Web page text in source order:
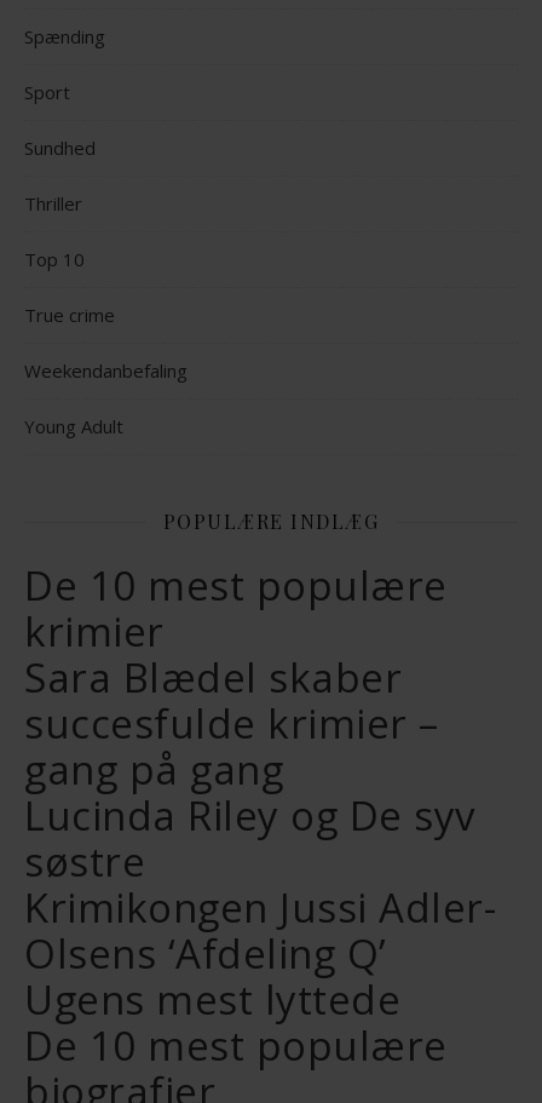
Spænding
Sport
Sundhed
Thriller
Top 10
True crime
Weekendanbefaling
Young Adult
POPULÆRE INDLÆG
De 10 mest populære
krimier
Sara Blædel skaber
succesfulde krimier –
gang på gang
Lucinda Riley og De syv
søstre
Krimikongen Jussi Adler-
Olsens ‘Afdeling Q’
Ugens mest lyttede
De 10 mest populære
biografier